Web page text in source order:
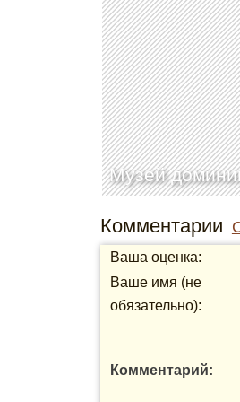
Музей
Комментарии
Ваша оценка:
Ваше имя (не
обязательно):
Комментарий: